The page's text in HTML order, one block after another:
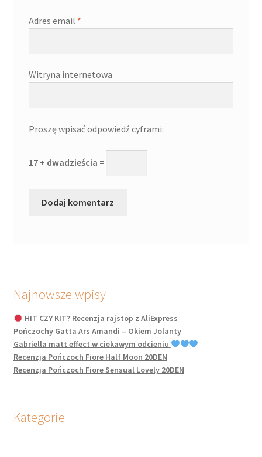
Adres email *
Witryna internetowa
Proszę wpisać odpowiedź cyframi:
17 + dwadzieścia =
Najnowsze wpisy
HIT CZY KIT? Recenzja rajstop z AliExpress
Pończochy Gatta Ars Amandi – Okiem Jolanty
Gabriella matt effect w ciekawym odcieniu
Recenzja Pończoch Fiore Half Moon 20DEN
Recenzja Pończoch Fiore Sensual Lovely 20DEN
Kategorie